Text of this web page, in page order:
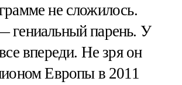
не сложилось.
парень. У
впереди. Не зря он
Европы в 2011